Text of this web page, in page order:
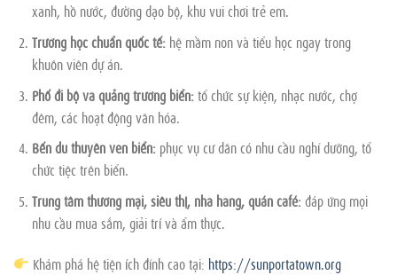
xanh, hồ nước, đường dạo bộ, khu vui chơi trẻ em.
Trường học chuẩn quốc tế:hệ mầm non và tiểu học ngay trong
khuôn viên dự án.
Phố đi bộ và quảng trường biển:tổ chức sự kiện, nhạc nước, chợ
đêm, các hoạt động văn hóa.
Bến du thuyền ven biển:phục vụ cư dân có nhu cầu nghỉ dưỡng, tổ
chức tiệc trên biển.
Trung tâm thương mại, siêu thị, nhà hàng, quán café:đáp ứng mọi
nhu cầu mua sắm, giải trí và ẩm thực.
Khám phá hệ tiện ích đỉnh cao tại: https://sunportatown.org